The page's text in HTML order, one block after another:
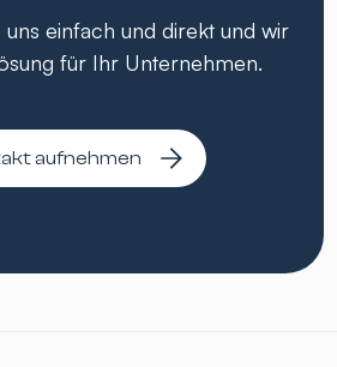
uns einfach und direkt und wir
für Ihr Unternehmen.
aufnehmen